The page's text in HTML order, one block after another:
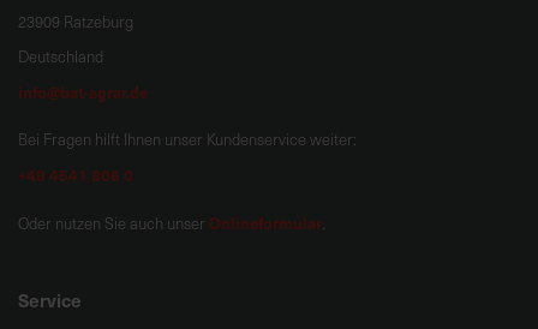
23909 Ratzeburg
Deutschland
info@bat-agrar.de
Bei Fragen hilft Ihnen unser Kundenservice weiter:
+49 4541 806 0
Oder nutzen Sie auch unser Onlineformular.
Service